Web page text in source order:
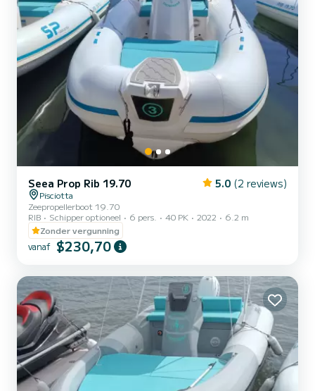
Seea Prop Rib 19.70 5.0 (2 reviews)
Pisciotta
Zeepropellerboot 19.70
RIB
Schipper optioneel 6 pers. 40 PK 2022
6.2 m
Zonder vergunning
vanaf $230,70